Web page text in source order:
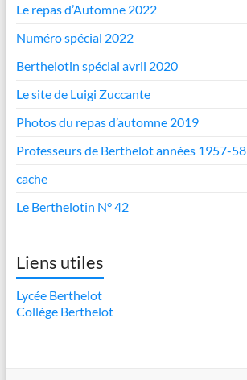
Le repas d’Automne 2022
Numéro spécial 2022
Berthelotin spécial avril 2020
Le site de Luigi Zuccante
Photos du repas d’automne 2019
Professeurs de Berthelot années 1957-58
cache
Le Berthelotin N° 42
Liens utiles
Lycée Berthelot
Collège Berthelot